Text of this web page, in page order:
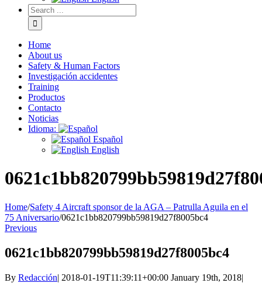
Home
About us
Safety & Human Factors
Investigación accidentes
Training
Productos
Contacto
Noticias
Idioma:
Español
English
Home/Safety 4 Aircraft sponsor de la AGA – Patrulla Aguila en el
75 Aniversario/0621c1bb820799bb59819d27f8005bc4
Previous
0621c1bb820799bb59819d27f8005bc4
By Redacción| 2018-01-19T11:39:11+00:00 January 19th, 2018|